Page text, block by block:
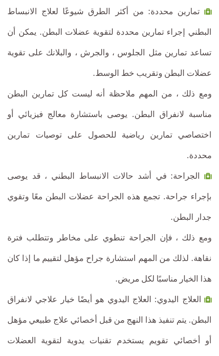
تمارين محددة: من أكثر الطرق شيوعًا لعلاج الانبساط
البطني إجراء تمارين محددة لتقوية عضلات البطن. يمكن أن
تساعد تمارين مثل الجلوس ، والجرش ، والبلانك على تقوية
عضلات البطن وتقريب خط الوسط.
ومع ذلك ، من المهم ملاحظة أنه ليست كل تمارين البطن
مناسبة لانفراق البطن. يوصى باستشارة معالج فيزيائي أو
اختصاصي تمارين رياضية للحصول على توصيات تمارين
محددة.
الجراحة: في أشد حالات الانبساط البطني ، قد يوصى
بإجراء جراحة. تجمع هذه الجراحة عضلات البطن معًا وتقوي
جدار البطن.
ومع ذلك ، فإن الجراحة تنطوي على مخاطر وتتطلب فترة
نقاهة. لذلك من المهم استشارة جراح مؤهل لتقييم ما إذا كان
هذا الخيار مناسبًا لكل مريض.
العلاج اليدوي: العلاج اليدوي هو أيضًا خيار علاجي لانفراق
البطن. يتم تنفيذ هذا النهج من قبل أخصائي علاج طبيعي مؤهل
أو أخصائي تقويم يستخدم تقنيات يدوية لتقوية العضلات